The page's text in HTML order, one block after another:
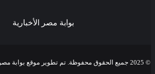
بوابة مصر الأخبارية
© 2025 جميع الحقوق محفوظة. تم تطوير موقع بوابة مصر الإخبارية من قبل